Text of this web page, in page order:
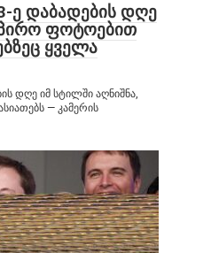
ე დაბადების დღე
ფოტოებით
ყველა
დღე იმ სტილში აღნიშნა,
— კამერის